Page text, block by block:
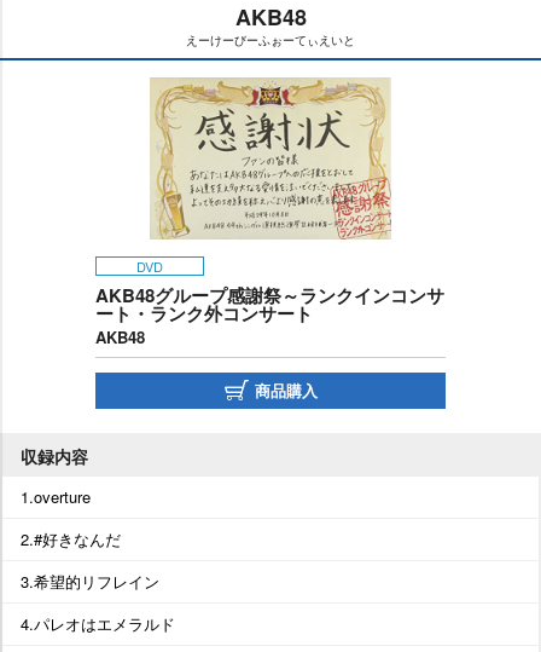
t
e
AKB48
えーけーびーふぉーてぃえいと
DVD
AKB48グループ感謝祭～ランクインコンサ
ート・ランク外コンサート
AKB48
商品購入
収録内容
1.overture
2.#好きなんだ
3.希望的リフレイン
4.パレオはエメラルド